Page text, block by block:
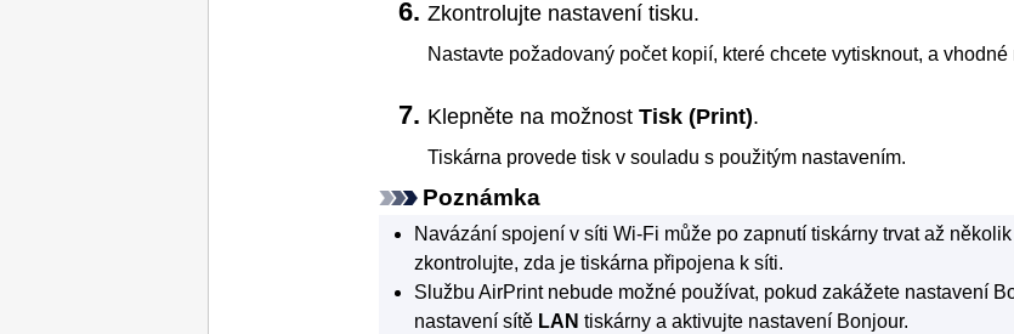
Zkontrolujte nastavení tisku.
Nastavte požadovaný počet kopií, které chcete vytisknout, a vhodné
Klepněte na možnost Tisk (Print).
Tiskárna provede tisk v souladu s použitým nastavením.
Poznámka
Navázání spojení v síti Wi-Fi může po zapnutí tiskárnytrvat až několik
zkontrolujte, zda je tiskárnapřipojena k síti.
Službu AirPrintnebude možné používat, pokud zakážete nastavení
nastavení sítě LAN tiskárnya aktivujte nastavení Bonjour.